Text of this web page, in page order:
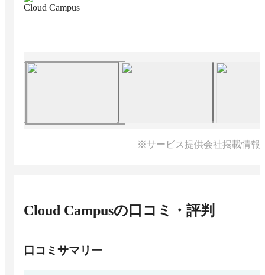
Cloud Campus
※サービス提供会社掲載情報
Cloud Campusの口コミ・評判
口コミサマリー